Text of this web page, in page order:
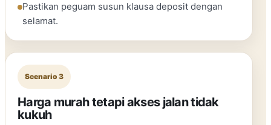
Pastikan peguam susun klausa deposit dengan
selamat.
Scenario 3
Harga murah tetapi akses jalan tidak
kukuh